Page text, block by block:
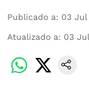
Publicado a: 03 Jul
Atualizado a: 03